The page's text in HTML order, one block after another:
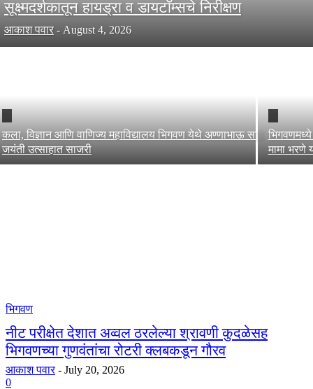
सूक्ष्मदर्शकातून हायड्रा व डायटॉम्सचे निरीक्षण
आकाश पवार - August 4, 2026
कला, विज्ञान आणि वाणिज्य महाविद्यालय भिगवण येथे अण्णाभाऊ साठे
जयंती उत्साहात साजरी
मामा भरणे
भिगवण
नीट परीक्षेत देशात अव्वल ठरलेल्या श्रावणी कुदळेसह
भिगवणच्या गुणवंतांचा रोटरी क्लबकडून गौरव
आकाश पवार - July 20, 2026
0